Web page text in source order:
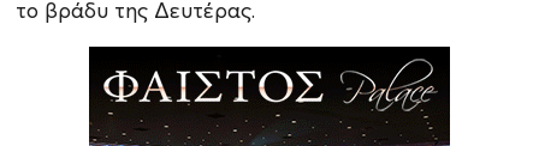
το βράδυ της Δευτέρας.